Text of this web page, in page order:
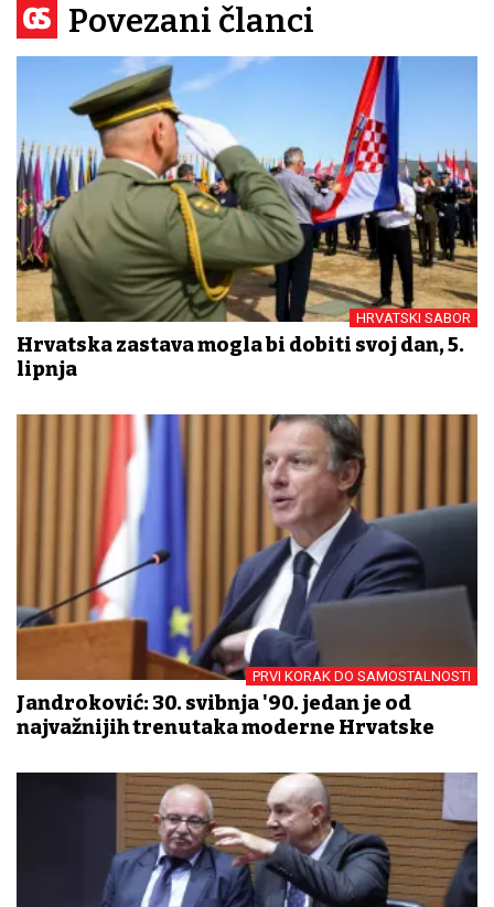
Povezani članci
HRVATSKI SABOR
Hrvatska zastava mogla bi dobiti svoj dan, 5.
lipnja
PRVI KORAK DO SAMOSTALNOSTI
Jandroković: 30. svibnja '90. jedan je od
najvažnijih trenutaka moderne Hrvatske